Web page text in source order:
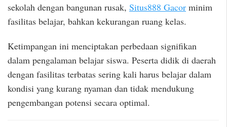
sekolah dengan bangunan rusak, Situs888 Gacor minim
fasilitas belajar, bahkan kekurangan ruang kelas.
Ketimpangan ini menciptakan perbedaan signifikan
dalam pengalaman belajar siswa. Peserta didik di daerah
dengan fasilitas terbatas sering kali harus belajar dalam
kondisi yang kurang nyaman dan tidak mendukung
pengembangan potensi secara optimal.